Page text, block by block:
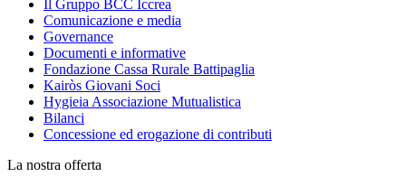
Il Gruppo BCC Iccrea
Comunicazione e media
Governance
Documenti e informative
Fondazione Cassa Rurale Battipaglia
Kairòs Giovani Soci
Hygieia Associazione Mutualistica
Bilanci
Concessione ed erogazione di contributi
La nostra offerta